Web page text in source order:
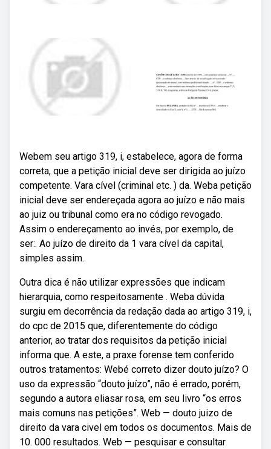
Webem seu artigo 319, i, estabelece, agora de forma
correta, que a petição inicial deve ser dirigida ao juízo
competente. Vara cível (criminal etc. ) da. Weba petição
inicial deve ser endereçada agora ao juízo e não mais
ao juiz ou tribunal como era no código revogado.
Assim o endereçamento ao invés, por exemplo, de
ser:. Ao juízo de direito da 1 vara cível da capital,
simples assim.
Outra dica é não utilizar expressões que indicam
hierarquia, como respeitosamente . Weba dúvida
surgiu em decorrência da redação dada ao artigo 319, i,
do cpc de 2015 que, diferentemente do código
anterior, ao tratar dos requisitos da petição inicial
informa que. A este, a praxe forense tem conferido
outros tratamentos: Webé correto dizer douto juízo? O
uso da expressão “douto juízo”, não é errado, porém,
segundo a autora eliasar rosa, em seu livro “os erros
mais comuns nas petições”. Web — douto juizo de
direito da vara civel em todos os documentos. Mais de
10. 000 resultados. Web — pesquisar e consultar